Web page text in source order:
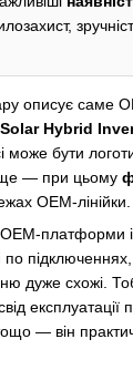
описує саме
Hybrid
може бути
— при цьому
OEM-лінійки.
платформи
по
дуже схожі.
експлуатації
— він